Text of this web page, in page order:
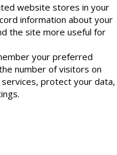
website stores in your
information about your
the site more useful for
your preferred
number of visitors on
protect your data,